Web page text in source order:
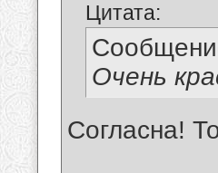
Цитата:
Очень
Согласна!